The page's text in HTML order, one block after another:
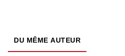
DU MÊME AUTEUR